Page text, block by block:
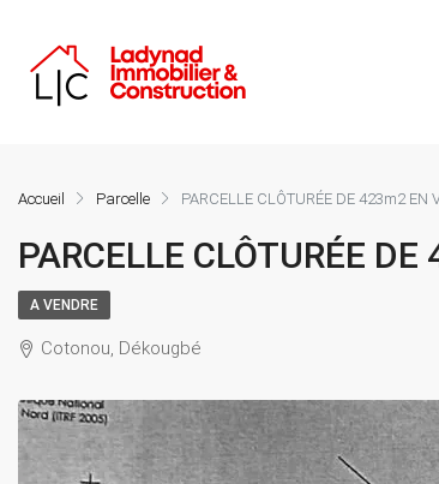
Accueil Parcelle PARCELLE CLÔTURÉE DE 423m2 EN
PARCELLE CLÔTURÉE
A VENDRE
Cotonou, Dékougbé